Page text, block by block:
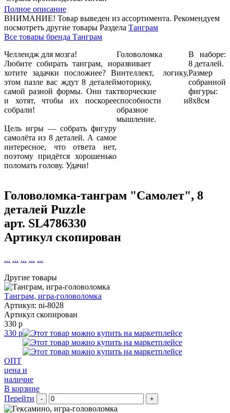
Полное описание
ВНИМАНИЕ! Товар выведен из ассортимента. Рекомендуем
посмотреть другие товары Раздела Танграм
Все товары бренда Танграм
Челлендж для мозга!
Любите собирать танграм, но
хотите задачки посложнее? В
этом пазле вас ждут 8 деталей
самой разной формы. Они так
и хотят, чтобы их поскорее
собрали!
Цель игры — собрать фигуру
самолёта из 8 деталей. А самое
интересное, что ответа нет,
поэтому придётся хорошенько
поломать голову. Удачи!
Головоломка
развивает
интеллект, логику,
моторику,
творческие
способности и
образное
мышление.
В наборе:
8 деталей.
Размер
собранной
фигуры:
8х8см
Головоломка-танграм "Самолет", 8
деталей Puzzle
арт. SL4786330
Артикул скопирован
... ... ... ... ...
Другие товары
Танграм, игра-головоломка
Артикул: ni-8028
Артикул скопирован
330 р
330 р
ОПТ
цена и
наличие
В корзине
Перейти
- +